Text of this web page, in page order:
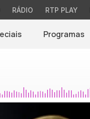
RÁDIO RTP PLAY
Programas